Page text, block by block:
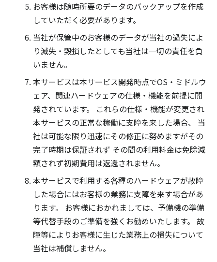
お客様は随時所要のデータのバックアップを作成
していただく必要があります。
当社が保管中のお客様のデータが当社の過失によ
り滅失・毀損したとしても当社は一切の責任を負
いません。
本サービスは本サービス開発時点でOS・ミドルウ
ェア、関連ハードウェアの仕様・機能を前提に開
発されています。 これらの仕様・機能が変更され
本サービスの正常な稼働に支障を来した場合、 当
社は可能な限り迅速にその修正に努めますがその
完了時期は保証されず その間の利用料金は免除減
額されず初期費用は返還されません。
本サービスで利用する各種のハードウェアが故障
した場合にはお客様の業務に支障を来す場合があ
ります。 お客様におかれましては、予備機の準備
等代替手段のご準備を強くお勧めいたします。 故
障等によりお客様に生じた業務上の損失について
当社は補償しません。